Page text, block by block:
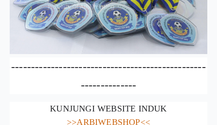
-------------------------------------------------
--------------
KUNJUNGI WEBSITE INDUK
>>ARBIWEBSHOP<<